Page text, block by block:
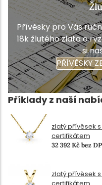
Přívěsky pro Vás
18k žlutého zlata o
si
PŘÍVĚSKY
Příklady z naší
zlatý přívěsek
certifikátem
32 392 Kč bez
zlatý přívěsek